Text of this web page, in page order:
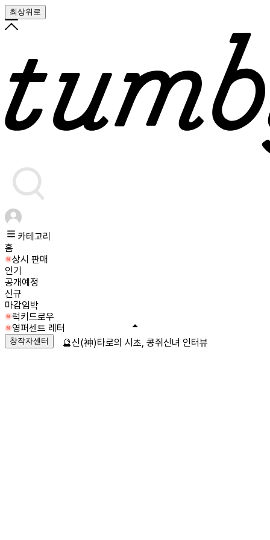
최상위로
카테고리
홈
상시 판매
인기
공개예정
신규
마감임박
럭키드로우
영퍼센트 레터
창작자센터 🔮신(神)타로의 시초, 콩쥐신녀 인터뷰